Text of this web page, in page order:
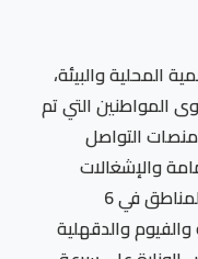
المحلية والبيئة،
المواطنين التي تم
التواصل
والإشغالات
والتعديات على أراضي الدولة ببعض المناطق في 6
والدقهلية